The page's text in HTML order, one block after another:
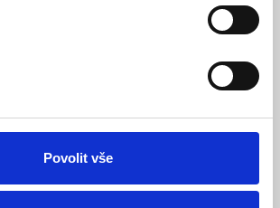
Povolit vše
lokální AI detekcí
zvířat a
a polohová nálepka jsou součástí balení